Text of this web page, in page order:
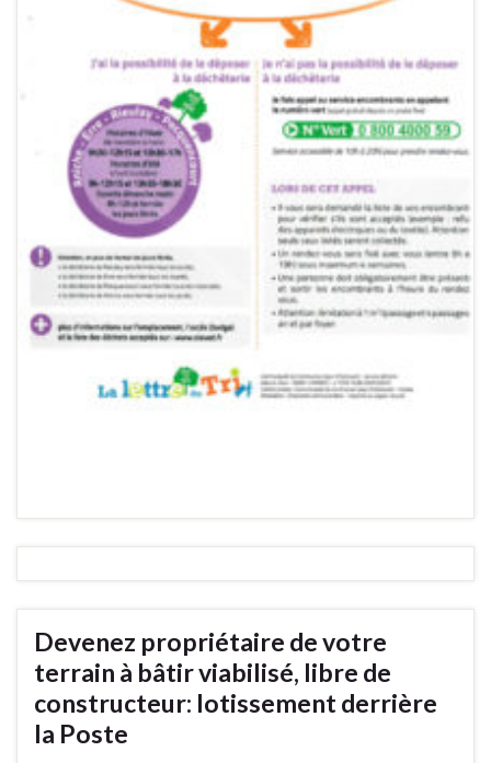
Devenez propriétaire de votre
terrain à bâtir viabilisé, libre de
constructeur: lotissement derrière
la Poste